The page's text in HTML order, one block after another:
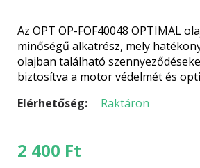
Az OPT OP-FOF40048 OPTIMAL
minőségű alkatrész, mely
olajban található
biztosítva a motor védelmét és
Elérhetőség:
Raktáron
2 400 Ft